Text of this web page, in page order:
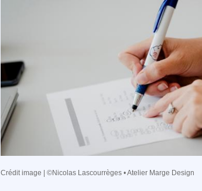
Crédit image | ©Nicolas Lascourrèges • Atelier Marge Design